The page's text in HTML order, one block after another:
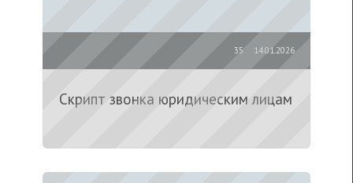
14.01.2026
35
Скрипт звонка юридическим лицам